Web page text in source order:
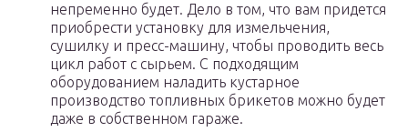
непременно будет. Дело в том, что вам придется
приобрести установку для измельчения,
сушилку и пресс-машину, чтобы проводить весь
цикл работ с сырьем. С подходящим
оборудованием наладить кустарное
производство топливных брикетов можно будет
даже в собственном гараже.